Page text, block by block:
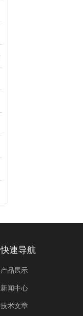
快速导航
产品展示
新闻中心
技术文章